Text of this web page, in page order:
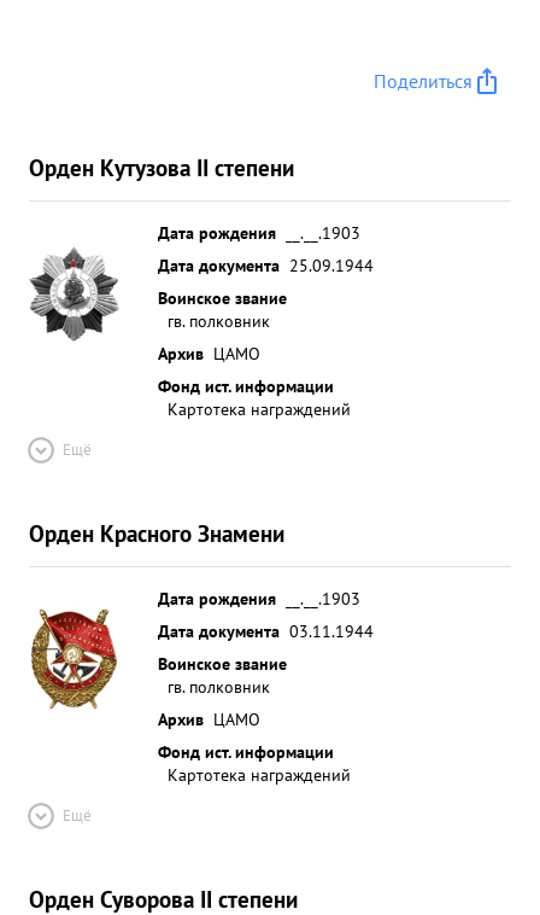
Поделиться
Орден Кутузова II степени
Дата рождения
__.__.1903
Дата документа 25.09.1944
Воинское звание
гв. полковник
Архив ЦАМО
Фонд ист. информации
Картотека награждений
Ещё
Орден Красного Знамени
Дата рождения
__.__.1903
Дата документа 03.11.1944
Воинское звание
гв. полковник
Архив ЦАМО
Фонд ист. информации
Картотека награждений
Ещё
Орден Суворова II степени